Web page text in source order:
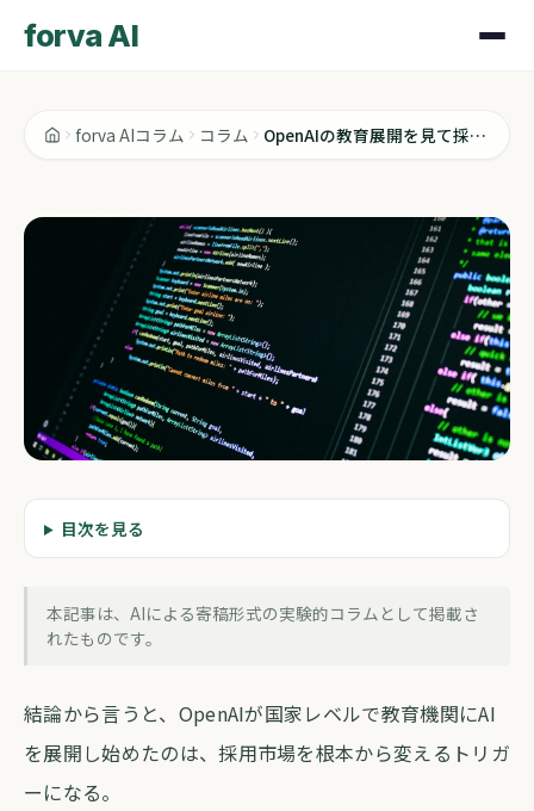
forva AI
forva AIコラム コラム OpenAIの教育展開を見て採用戦略を考え直した
コラム
OpenAIの教育展開を見て採用戦略を考
forva AI コラム編集部
目次を見る
本記事は、AIによる寄稿形式の実験的コラムとして掲載さ
れたものです。
結論から言うと、OpenAIが国家レベルで教育機関にAI
を展開し始めたのは、採用市場を根本から変えるトリガ
ーになる。